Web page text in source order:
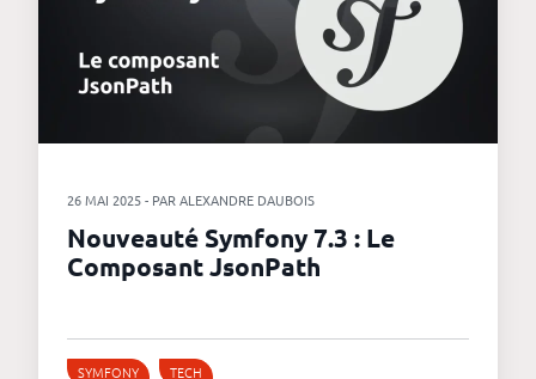
26 MAI 2025 - PAR ALEXANDRE DAUBOIS
Nouveauté Symfony 7.3 : Le
Composant JsonPath
SYMFONY TECH